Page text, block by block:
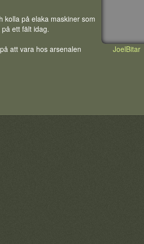
JoelBitar
kolla på elaka maskiner som
ett fält idag.
att vara hos arsenalen